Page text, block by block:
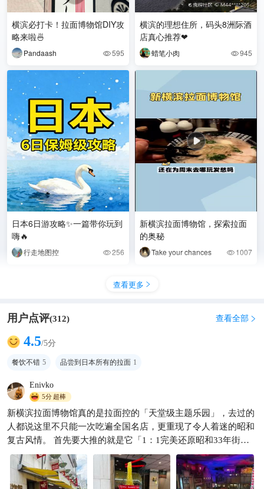
横滨必打卡！拉面博物馆DIY攻
略来啦🍜
Pandaash 595
日本6日游攻略✨一篇带你玩到
嗨🔥
行走地图控 256
下班必挤的蘸面小店🔥
小汐不是小夕 262
横滨的理想住所，码头8洲际酒
店真心推荐❤
蜡笔小肉 945
新横滨拉面博物馆，探索拉面
的奥秘
Take your chances  1007
查看更多 
用户点评(312) 查看全部 
4.5/5分
餐饮不错 5 品尝到日本所有的拉面 1
Enivko
5分超棒
新横滨拉面博物馆真的是拉面控的「天堂级主题乐园」，去过的
人都说这里不只能一次吃遍全国名店，更重现了令人着迷的昭和
复古风情。 首先要大推的就是它「1：1完美还原昭和33年街
景」的超强沉浸感。一踏入地下室，昏黄的灯光、复古招牌与旧
式建筑，就像瞬间穿越回1958年的日本下町。很多人说光是在这
拍照就值回票价，随手一拍都是浓浓怀旧风情。 再来一定要提的